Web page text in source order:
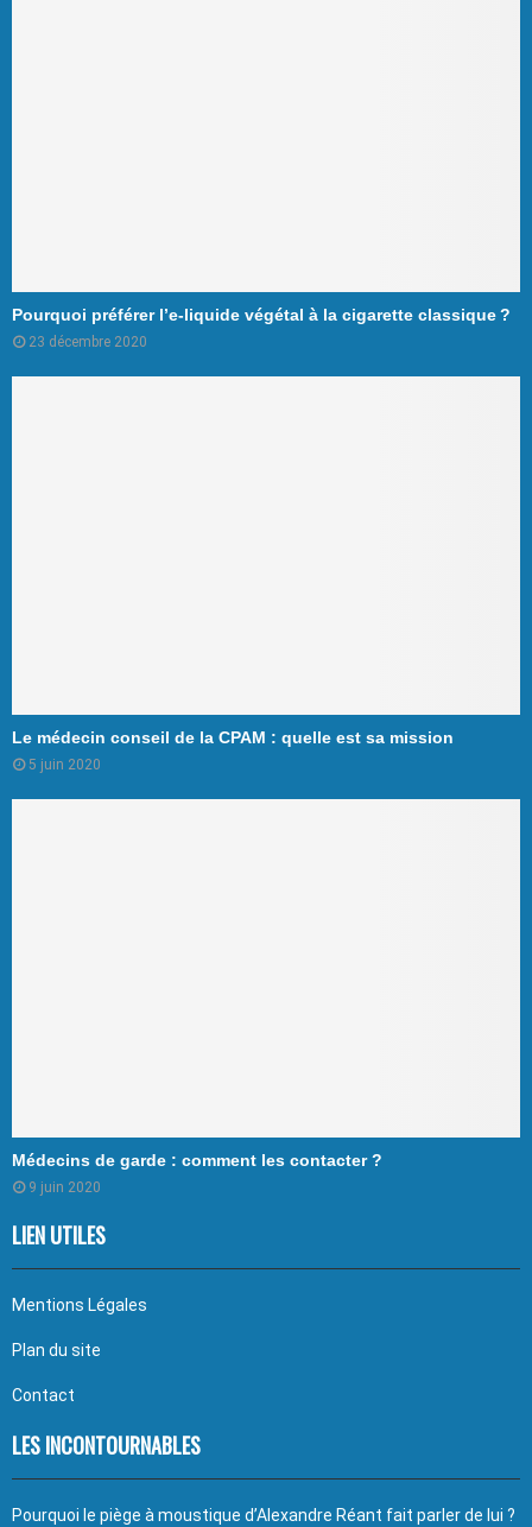
Pourquoi préférer l’e-liquide végétal à la cigarette classique ?
23 décembre 2020
Le médecin conseil de la CPAM : quelle est sa mission
5 juin 2020
Médecins de garde : comment les contacter ?
9 juin 2020
LIEN UTILES
Mentions Légales
Plan du site
Contact
LES INCONTOURNABLES
Pourquoi le piège à moustique d’Alexandre Réant fait parler de lui ?